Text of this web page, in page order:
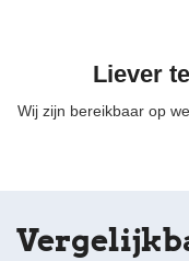
Liever
Wij zijn bereikbaar op